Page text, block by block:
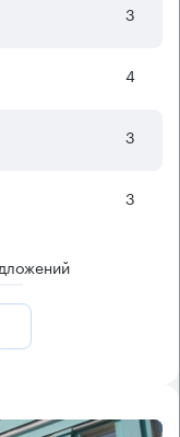
3
4
3
3